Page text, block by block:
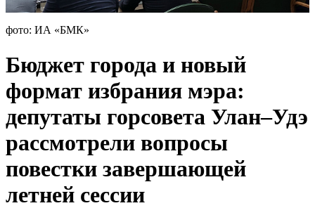
фото: ИА «БМК»
Бюджет города и новый
формат избрания мэра:
депутаты горсовета Улан–Удэ
рассмотрели вопросы
повестки завершающей
летней сессии